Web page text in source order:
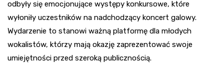
odbyły się emocjonujące występy konkursowe, które
wyłoniły uczestników na nadchodzący koncert galowy.
Wydarzenie to stanowi ważną platformę dla młodych
wokalistów, którzy mają okazję zaprezentować swoje
umiejętności przed szeroką publicznością.